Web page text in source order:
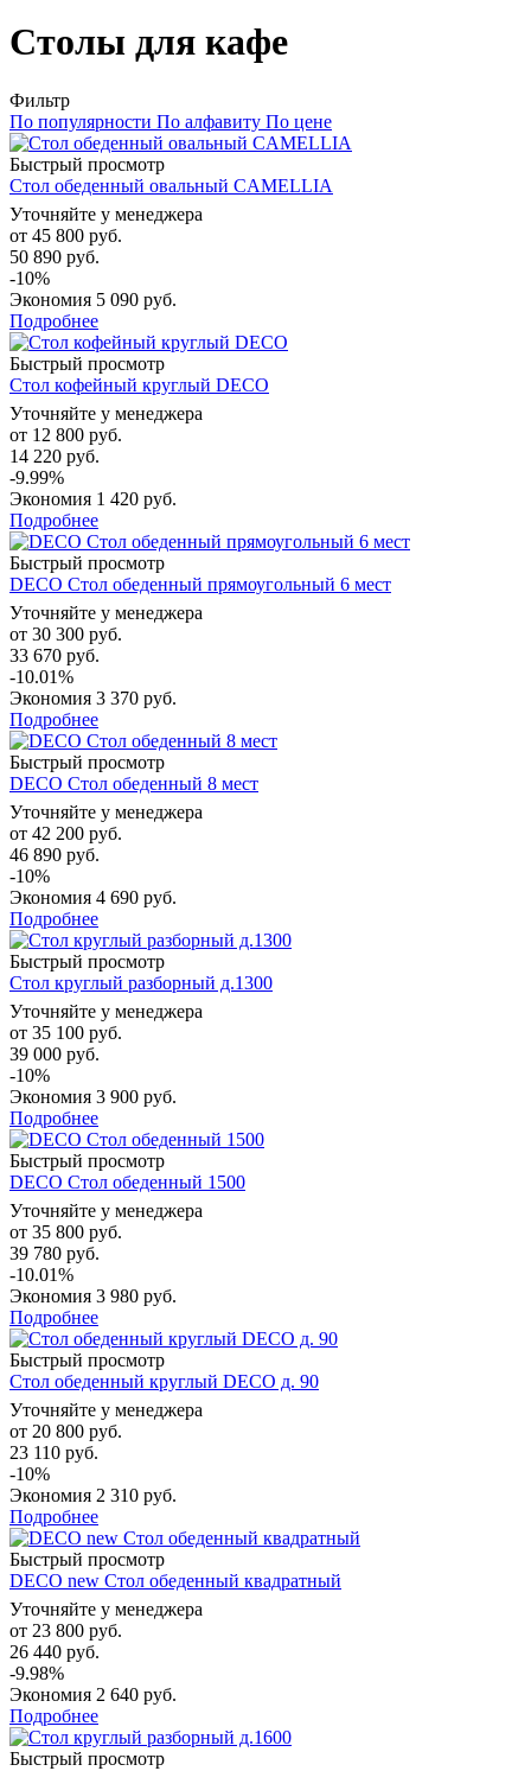
Столы для кафе
Фильтр
По популярности По алфавиту По цене
Быстрый просмотр
Стол обеденный овальный CAMELLIA
Уточняйте у менеджера
от 45 800 руб.
50 890 руб.
-10%
Экономия 5 090 руб.
Подробнее
Быстрый просмотр
Стол кофейный круглый DECO
Уточняйте у менеджера
от 12 800 руб.
14 220 руб.
-9.99%
Экономия 1 420 руб.
Подробнее
Быстрый просмотр
DECO Стол обеденный прямоугольный 6 мест
Уточняйте у менеджера
от 30 300 руб.
33 670 руб.
-10.01%
Экономия 3 370 руб.
Подробнее
Быстрый просмотр
DECO Стол обеденный 8 мест
Уточняйте у менеджера
от 42 200 руб.
46 890 руб.
-10%
Экономия 4 690 руб.
Подробнее
Быстрый просмотр
Стол круглый разборный д.1300
Уточняйте у менеджера
от 35 100 руб.
39 000 руб.
-10%
Экономия 3 900 руб.
Подробнее
Быстрый просмотр
DECO Стол обеденный 1500
Уточняйте у менеджера
от 35 800 руб.
39 780 руб.
-10.01%
Экономия 3 980 руб.
Подробнее
Быстрый просмотр
Стол обеденный круглый DECO д. 90
Уточняйте у менеджера
от 20 800 руб.
23 110 руб.
-10%
Экономия 2 310 руб.
Подробнее
Быстрый просмотр
DECO new Стол обеденный квадратный
Уточняйте у менеджера
от 23 800 руб.
26 440 руб.
-9.98%
Экономия 2 640 руб.
Подробнее
Быстрый просмотр